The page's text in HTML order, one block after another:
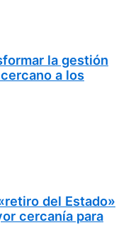
la gestión
a los
del Estado»
cercanía para